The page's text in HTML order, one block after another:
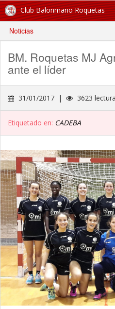
Club Balonmano Roquetas
Noticias
BM. Roquetas MJ
ante el líder
31/01/2017 | 3623
Etiquetado en: CADEBA